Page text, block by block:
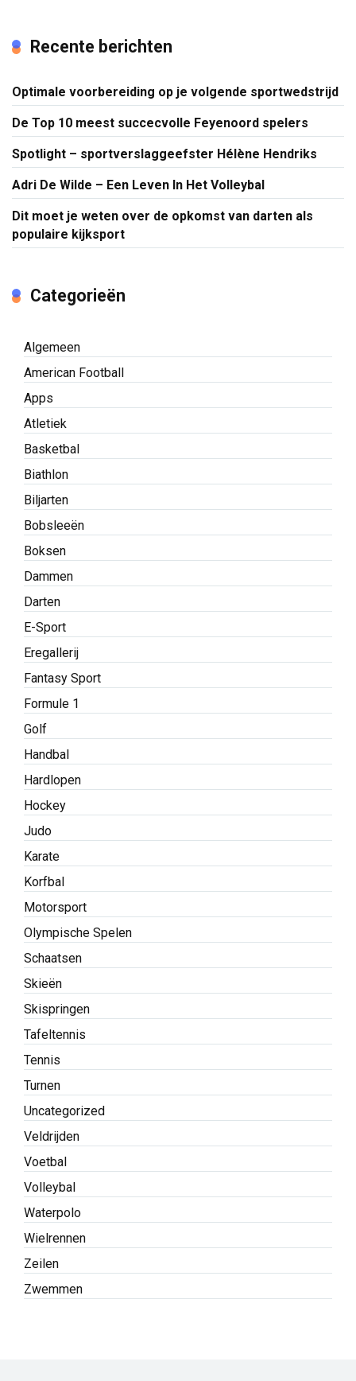
Recente berichten
Optimale voorbereiding op je volgende sportwedstrijd
De Top 10 meest succecvolle Feyenoord spelers
Spotlight – sportverslaggeefster Hélène Hendriks
Adri De Wilde – Een Leven In Het Volleybal
Dit moet je weten over de opkomst van darten als
populaire kijksport
Categorieën
Algemeen
American Football
Apps
Atletiek
Basketbal
Biathlon
Biljarten
Bobsleeën
Boksen
Dammen
Darten
E-Sport
Eregallerij
Fantasy Sport
Formule 1
Golf
Handbal
Hardlopen
Hockey
Judo
Karate
Korfbal
Motorsport
Olympische Spelen
Schaatsen
Skieën
Skispringen
Tafeltennis
Tennis
Turnen
Uncategorized
Veldrijden
Voetbal
Volleybal
Waterpolo
Wielrennen
Zeilen
Zwemmen